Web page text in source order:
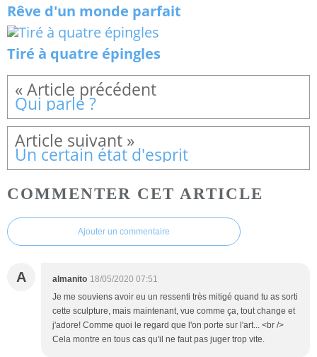
Rêve d'un monde parfait
Tiré à quatre épingles
Qui parle ?
Un certain état d'esprit
COMMENTER CET ARTICLE
Ajouter un commentaire
A almanito 18/05/2020 07:51
Je me souviens avoir eu un ressenti très mitigé quand tu as sorti
cette sculpture, mais maintenant, vue comme ça, tout change et
j'adore! Comme quoi le regard que l'on porte sur l'art... <br />
Cela montre en tous cas qu'il ne faut pas juger trop vite.